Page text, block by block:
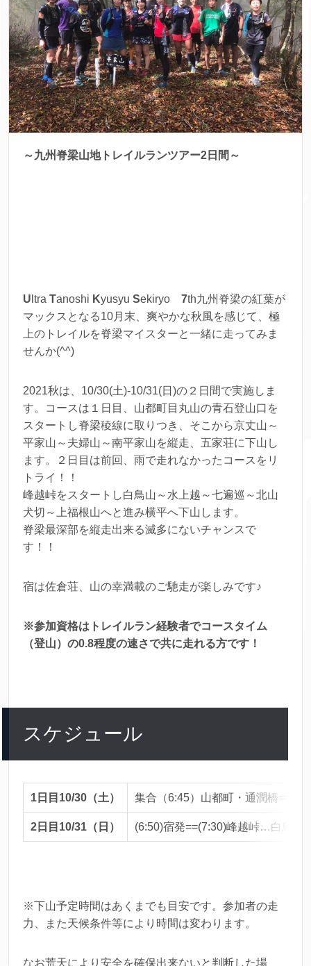
～九州脊梁山地トレイルランツアー2日間～
U ltra Tanoshi Kyusyu Sekiryo 7th九州脊梁の紅葉が
マックスとなる10月末、爽やかな秋風を感じて、極
上のトレイルを脊梁マイスターと一緒に走ってみま
せんか(^^)
2021秋は、10/30(土)-10/31(日)の２日間で実施しま
す。コースは１日目、山都町目丸山の青石登山口を
スタートし脊梁稜線に取りつき、そこから京丈山～
平家山～夫婦山～南平家山を縦走、五家荘に下山し
ます。２日目は前回、雨で走れなかったコースをリ
トライ！！
峰越峠をスタートし白鳥山～水上越～七遍巡～北山
犬切～上福根山へと進み横平へ下山します。
脊梁最深部を縦走出来る滅多にないチャンスで
す！！
宿は佐倉荘、山の幸満載のご馳走が楽しみです♪
※参加資格はトレイルラン経験者でコースタイム
（登山）の0.8程度の速さで共に走れる方です！
スケジュール
1日目 10/30 （土） 集合（6:45）山都町・通潤橋
2日目 10/31 （日 ） (6:50)宿発==(7:30)峰越
※下山予定時間はあくまでも目安です。参加者の走
力、また天候条件等により時間は変わります。
なお荒天により安全を確保出来ないと判断した場